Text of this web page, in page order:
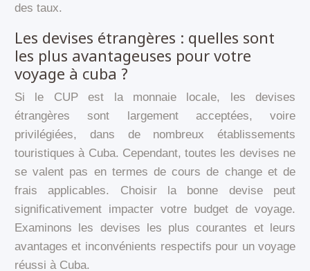
des taux.
Les devises étrangères : quelles sont
les plus avantageuses pour votre
voyage à cuba ?
Si le CUP est la monnaie locale, les devises
étrangères sont largement acceptées, voire
privilégiées, dans de nombreux établissements
touristiques à Cuba. Cependant, toutes les devises ne
se valent pas en termes de cours de change et de
frais applicables. Choisir la bonne devise peut
significativement impacter votre budget de voyage.
Examinons les devises les plus courantes et leurs
avantages et inconvénients respectifs pour un voyage
réussi à Cuba.